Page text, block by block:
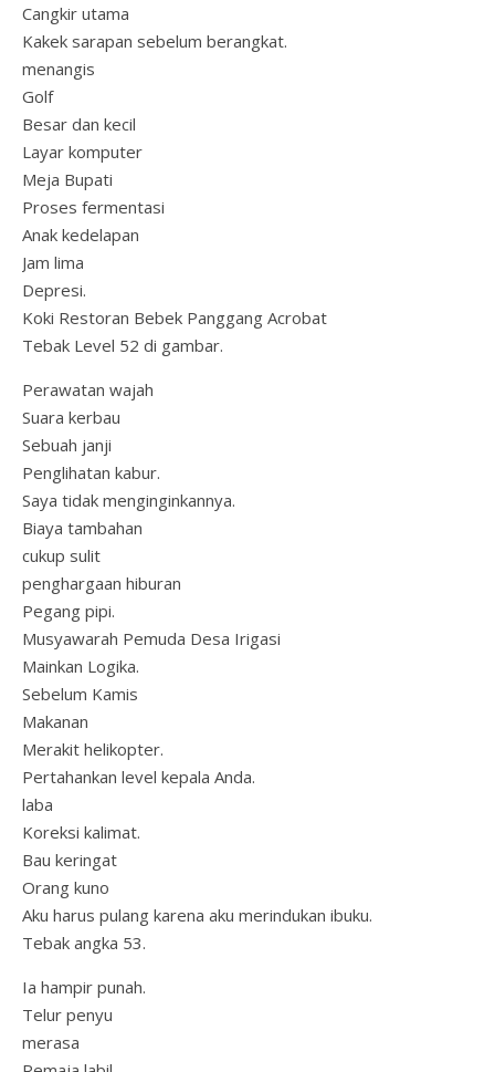
Cangkir utama
Kakek sarapan sebelum berangkat.
menangis
Golf
Besar dan kecil
Layar komputer
Meja Bupati
Proses fermentasi
Anak kedelapan
Jam lima
Depresi.
Koki Restoran Bebek Panggang Acrobat
Tebak Level 52 di gambar.
Perawatan wajah
Suara kerbau
Sebuah janji
Penglihatan kabur.
Saya tidak menginginkannya.
Biaya tambahan
cukup sulit
penghargaan hiburan
Pegang pipi.
Musyawarah Pemuda Desa Irigasi
Mainkan Logika.
Sebelum Kamis
Makanan
Merakit helikopter.
Pertahankan level kepala Anda.
laba
Koreksi kalimat.
Bau keringat
Orang kuno
Aku harus pulang karena aku merindukan ibuku.
Tebak angka 53.
Ia hampir punah.
Telur penyu
merasa